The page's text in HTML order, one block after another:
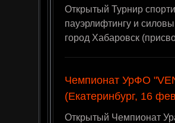
Открытый Турнир
пауэрлифтингу и
город Хабаровск
Чемпионат УрФО
(Екатеринбург, 16
Открытый Чемпионат